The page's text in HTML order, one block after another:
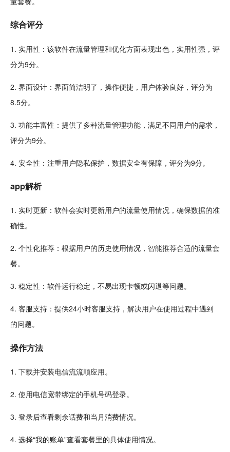
综合评分
1. 实用性：该软件在流量管理和优化方面表现出色，实用性强，评
分为9分。
2. 界面设计：界面简洁明了，操作便捷，用户体验良好，评分为
8.5分。
3. 功能丰富性：提供了多种流量管理功能，满足不同用户的需求，
评分为9分。
4. 安全性：注重用户隐私保护，数据安全有保障，评分为9分。
app解析
1. 实时更新：软件会实时更新用户的流量使用情况，确保数据的准
确性。
2. 个性化推荐：根据用户的历史使用情况， 智能推荐合适的流量套
餐。
3. 稳定性：软件运行稳定，不易出现卡顿或闪退等问题。
4. 客服支持：提供24小时客服支持，解决用户在使用过程中遇到
的问题。
操作方法
1. 下载并安装电信流流顺应用。
2. 使用电信宽带绑定的手机号码登录。
3. 登录后查看剩余话费和当月消费情况。
4. 选择“我的账单”查看套餐里的具体使用情况。